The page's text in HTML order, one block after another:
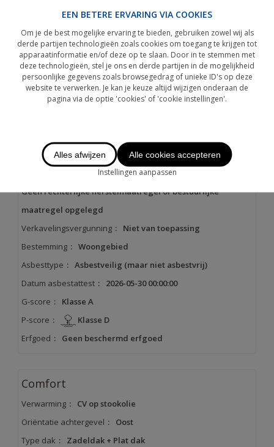
Energie certificaat
EPC No.20260527-0003878913-RES-1
EPC
224 kWh/m².jaar
Bouwvergunning verkregen
: Ja
Dagvaarding en herstelvordering :
Geen rechterlijke herstelmaatregel of bestuurlijke
maatregel opgelegd
Verkavelingsvergunning :
Niet van toepassing
Bestemming : Woongebied
Asbesttype : Asbestveilig (maar niet asbestvrij)
Datum asbestattest :
2026-05-30 00:00:00
G-score :
Klasse A
P-score :
Klasse D
Erfgoed : Geen beschermd erfgoed
Comfort
Verwarming :
CV op stookolie
Oriëntatie achtergevel :
Oost
Type dak :
Zadeldak + Plat dak
EEN BETERE ERVARING VIA COOKIES
Om je de best mogelijke ervaring te bieden, gebruiken zowel wij als
derde partijen technologieën zoals cookies om toegang te krijgen tot
apparaatinformatie en/of deze op te slaan. Door in te stemmen met
deze technologieën, stel je ons en derde partijen in de mogelijkheid
persoonlijke gegevens zoals browsegedrag of unieke ID's op deze
website te verwerken. Je kan je keuze altijd wijzigen onderaan de
pagina via de optie 'cookies' of 'cookie instellingen'.
Alles afwijzen Alle cookies accepteren
Instellingen aanpassen